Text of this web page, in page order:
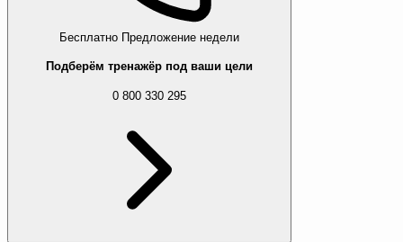
Бесплатно Предложение недели
Подберём тренажёр под ваши цели
0 800 330 295